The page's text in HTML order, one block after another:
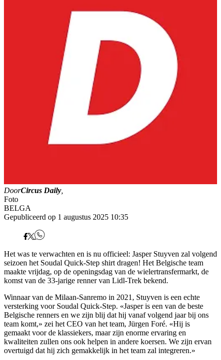
DoorCircus Daily
Foto
BELGA
Gepubliceerd op 1 augustus 2025 10:35
Het was te verwachten en is nu officieel: Jasper Stuyven zal volgend
seizoen het Soudal Quick-Step shirt dragen! Het Belgische team
maakte vrijdag, op de openingsdag van de wielertransfermarkt, de
komst van de 33-jarige renner van Lidl-Trek bekend.
Winnaar van de Milaan-Sanremo in 2021, Stuyven is een echte
versterking voor Soudal Quick-Step. «Jasper is een van de beste
Belgische renners en we zijn blij dat hij vanaf volgend jaar bij ons
team komt,» zei het CEO van het team, Jürgen Foré. «Hij is
gemaakt voor de klassiekers, maar zijn enorme ervaring en
kwaliteiten zullen ons ook helpen in andere koersen. We zijn ervan
overtuigd dat hij zich gemakkelijk in het team zal integreren.»